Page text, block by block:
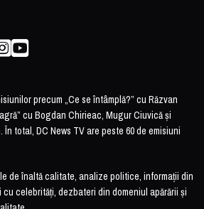
precum „Ce se întâmplă?” cu Răzvan
cu Bogdan Chirieac, Mugur Ciuvică și
total, DC News TV are peste 60 de emisiuni
de înaltă calitate, analize politice, informații din
celebrități, dezbateri din domeniul apărării și